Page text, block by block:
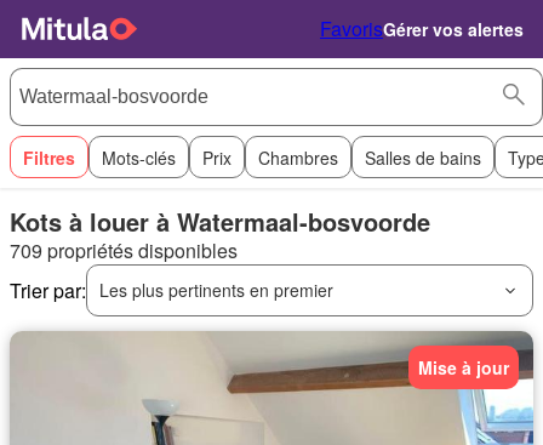
FavorisGérer vos alertes
Filtres Mots-clés Prix Chambres Salles de bains
Kots à louer à Watermaal-bosvoorde
709 propriétés disponibles
Trier par:
Les plus pertinents en premier
Mise à jour